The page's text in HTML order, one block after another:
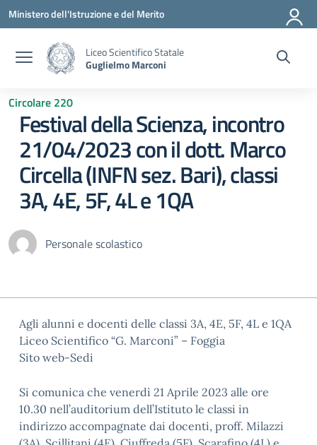
Vai ai contenuti
Vai al menu di navigazione
Vai al footer
Ministero dell'Istruzione e del Merito
Liceo Scientifico Statale
Guglielmo Marconi
Circolare 220
Festival della Scienza, incontro
21/04/2023 con il dott. Marco
Circella (INFN sez. Bari), classi
3A, 4E, 5F, 4L e 1QA
Personale scolastico
Agli alunni e docenti delle classi 3A, 4E, 5F, 4L e 1QA
Liceo Scientifico “G. Marconi” – Foggia
Sito web-Sedi
Si comunica che venerdì 21 Aprile 2023 alle ore
10.30 nell’auditorium dell’Istituto le classi in
indirizzo accompagnate dai docenti, proff. Milazzi